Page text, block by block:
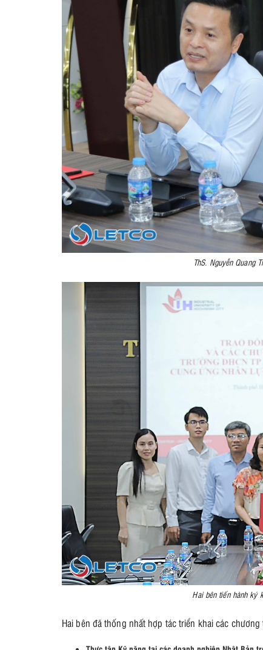
ThS. Nguyễn Quang
Hai bên tiến hành ký
Hai bên đã thống nhất hợp tác triển khai các